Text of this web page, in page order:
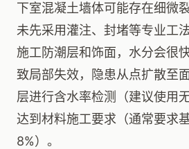
下室混凝土墙体可能存在细微
未先采用灌注、封堵等专业工
施工防潮层和饰面，水分会很
致局部失效，隐患从点扩散至
层进行含水率检测（建议使用
达到材料施工要求（通常要求
8%）。